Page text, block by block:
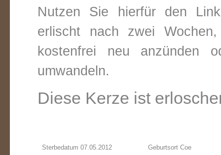
Nutzen Sie hierfür den
erlischt nach zwei
kostenfrei neu anzünden
umwandeln.
Diese Kerze ist
Sterbedatum 07.05.2012 Geburtsort Coe